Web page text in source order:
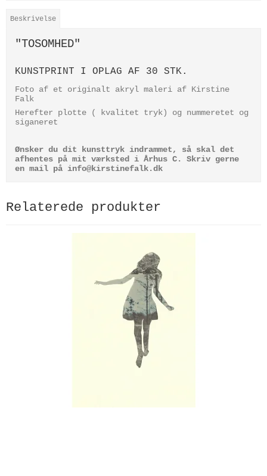
Beskrivelse
"TOSOMHED"
KUNSTPRINT I OPLAG AF 30 STK.
Foto af et originalt akryl maleri af Kirstine
Falk
Herefter plotte ( kvalitet tryk) og nummeretet og
siganeret
Ønsker du dit kunsttryk indrammet, så skal det
afhentes på mit værksted i Århus C. Skriv gerne
en mail på info@kirstinefalk.dk
Relaterede produkter